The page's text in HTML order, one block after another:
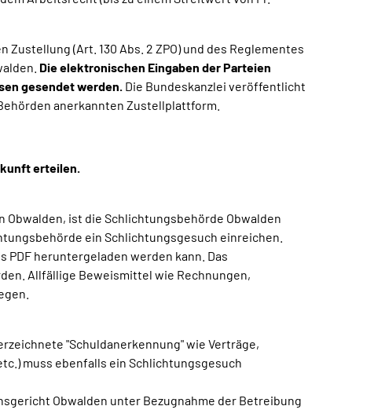
(Art. 130 Abs. 2 ZPO) und des Reglementes
Die elektronischen Eingaben der Parteien
gesendet werden. Die Bundeskanzlei veröffentlicht
anerkannten Zustellplattform.
erteilen.
ist die Schlichtungsbehörde Obwalden
ein Schlichtungsgesuch einreichen.
PDF heruntergeladen werden kann. Das
Allfällige Beweismittel wie Rechnungen,
"Schuldanerkennung" wie Verträge,
muss ebenfalls ein Schlichtungsgesuch
Obwalden unter Bezugnahme der Betreibung